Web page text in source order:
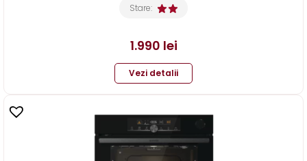
Stare:
1.990 lei
Vezi detalii